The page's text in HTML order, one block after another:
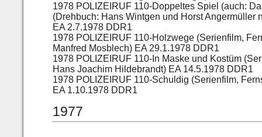
1978 POLIZEIRUF 110-Doppeltes Spiel (auch:
(Drehbuch: Hans Wintgen und Horst Angermüller
EA 2.7.1978 DDR1
1978 POLIZEIRUF 110-Holzwege (Serienfilm,
Manfred Mosblech) EA 29.1.1978 DDR1
1978 POLIZEIRUF 110-In Maske und Kostüm
Hans Joachim Hildebrandt) EA 14.5.1978 DDR1
1978 POLIZEIRUF 110-Schuldig (Serienfilm,
EA 1.10.1978 DDR1
1977